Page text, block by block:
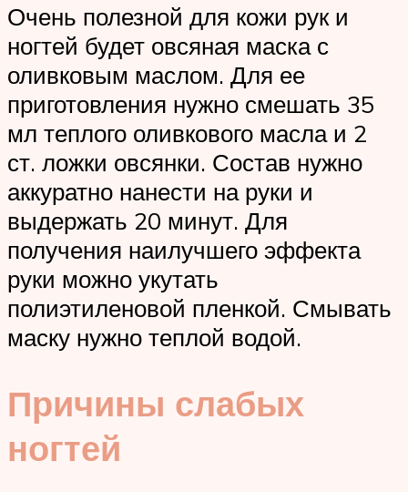
Очень полезной для кожи рук и
ногтей будет овсяная маска с
оливковым маслом. Для ее
приготовления нужно смешать 35
мл теплого оливкового масла и 2
ст. ложки овсянки. Состав нужно
аккуратно нанести на руки и
выдержать 20 минут. Для
получения наилучшего эффекта
руки можно укутать
полиэтиленовой пленкой. Смывать
маску нужно теплой водой.
Причины слабых
ногтей